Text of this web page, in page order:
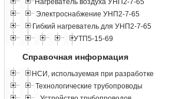
Нагреватель воздуха УНП2-7-65
Электроснабжение УНП2-7-65
Гибкий нагреватель для УНП2-7-65
УТП5-15-69
Справочная информация
НСИ, используемая при разработке
Технологические трубопроводы